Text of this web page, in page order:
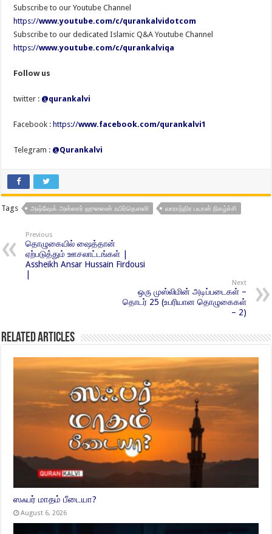
Subscribe to our Youtube Channel
https://www.youtube.com/c/qurankalvidotcom
Subscribe to our dedicated Islamic Q&A Youtube Channel
https://www.youtube.com/c/qurankalviqa
Follow us
twitter : @qurankalvi
Facebook : https://www.facebook.com/qurankalvi1
Telegram : @Qurankalvi
Tags அஷ்ஷேக் அன்ஸார் ஹுஸைன் ஃபிர்தௌஸி வாராந்திர பயான் நிகழ்ச்சி
Previous
தொழுகையில் ஷைத்தான்
ஏற்படுத்தும் ஊசலாட்டங்கள் |
Assheikh Ansar Hussain Firdousi
Next
ஒரு முஸ்லிமின் அடிப்படைகள் –
தொடர் 25 (உபரியான தொழுகைகள்
– 2)
Related Articles
ஸஃபர் மாதம் பீடையா?
August 6, 2026